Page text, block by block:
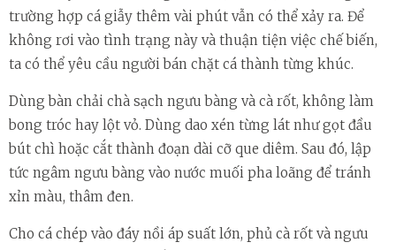
trường hợp cá giẫy thêm vài phút vẫn có thể xảy ra. Để
không rơi vào tình trạng này và thuận tiện việc chế biến,
ta có thể yêu cầu người bán chặt cá thành từng khúc.
Dùng bàn chải chà sạch ngưu bàng và cà rốt, không làm
bong tróc hay lột vỏ. Dùng dao xén từng lát như gọt đầu
bút chì hoặc cắt thành đoạn dài cỡ que diêm. Sau đó, lập
tức ngâm ngưu bàng vào nước muối pha loãng để tránh
xỉn màu, thâm đen.
Cho cá chép vào đáy nồi áp suất lớn, phủ cà rốt và ngưu